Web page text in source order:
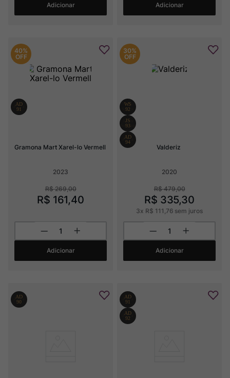
Adicionar Adicionar
40%
OFF
Gramona Mart Xarel-lo Vermell
2023
R$ 269,00
R$ 161,40
Adicionar
30%
OFF
Valderiz
2020
R$ 479,00
R$ 335,30
3x R$ 111 76 sem juros
Adicionar